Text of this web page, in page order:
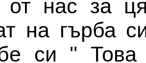
от нас за
на гърба
си ''